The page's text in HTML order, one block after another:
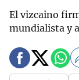
El vizcaino
mundialista y